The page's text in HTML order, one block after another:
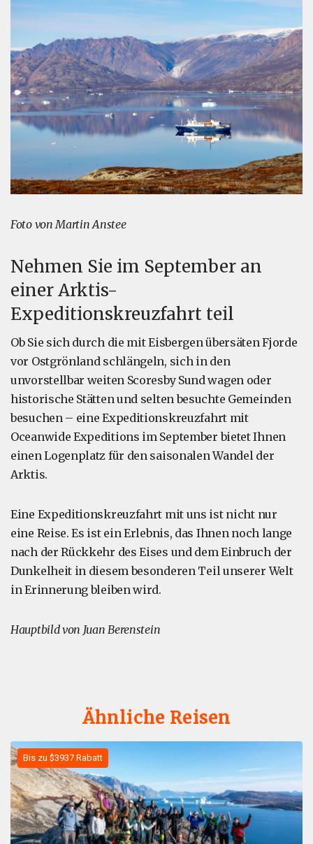
Foto von Martin Anstee
Nehmen Sie im September an
einer Arktis-
Expeditionskreuzfahrt teil
Ob Sie sich durch die mit Eisbergen übersäten Fjorde
vor Ostgrönland schlängeln, sich in den
unvorstellbar weiten Scoresby Sund wagen oder
historische Stätten und selten besuchte Gemeinden
besuchen – eine Expeditionskreuzfahrt mit
Oceanwide Expeditions im September bietet Ihnen
einen Logenplatz für den saisonalen Wandel der
Arktis.
Eine Expeditionskreuzfahrt mit uns ist nicht nur
eine Reise. Es ist ein Erlebnis, das Ihnen noch lange
nach der Rückkehr des Eises und dem Einbruch der
Dunkelheit in diesem besonderen Teil unserer Welt
in Erinnerung bleiben wird.
Hauptbild von Juan Berenstein
Ähnliche Reisen
Bis zu $3937 Rabatt